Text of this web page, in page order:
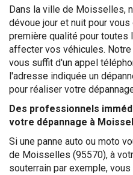
Dans la ville de Moisselles,
dévoue jour et nuit pour
première qualité pour toutes
affecter vos véhicules.
vous suffit d'un appel
l'adresse indiquée un
pour réaliser votre
Des professionnels
votre dépannage à
Si une panne auto ou moto
de Moisselles (95570), à
souterrain par exemple,